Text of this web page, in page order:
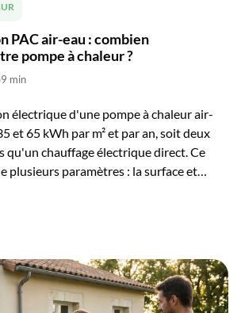
PAC air-eau : combien
pompe à chaleur ?
9 min
électrique d'une pompe à chaleur air-
et 65 kWh par m² et par an, soit deux
qu'un chauffage électrique direct. Ce
plusieurs paramètres : la surface et
de la température de consigne et le
favorable qu'en zone continentale ou
qui réduit mécaniquement la facture
détaille les chiffres de référence